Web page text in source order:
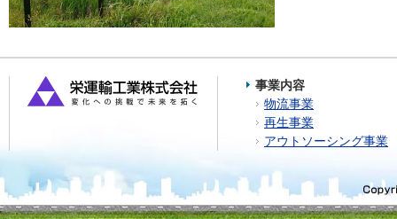
事業内容
物流事業
再生事業
アウトソーシング事業